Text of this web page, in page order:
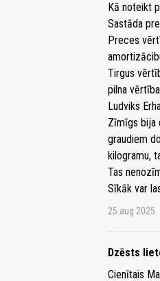
Kā noteikt
Sastāda
Preces
Tirgus
pilna
Ludviks
Zīmīgs bija
graudiem
kilogramu,
Tas
Sīkāk var
25.aug 2025
Dzēsts
Cienītais